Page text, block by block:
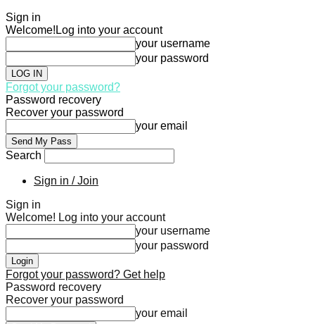
Sign in
Welcome! Log into your account
your username
your password
Forgot your password?
Password recovery
Recover your password
your email
Search
Sign in / Join
Sign in
Welcome! Log into your account
your username
your password
Forgot your password? Get help
Password recovery
Recover your password
your email